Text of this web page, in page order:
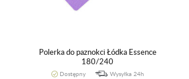
Polerka do paznokci Łódka Essence
180/240
Dostępny Wysyłka 24h